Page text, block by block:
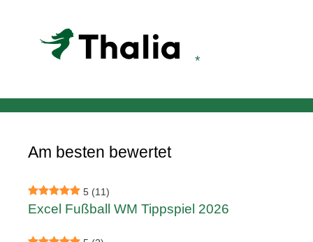
Am besten bewertet
5 (11)
Excel Fußball WM Tippspiel 2026